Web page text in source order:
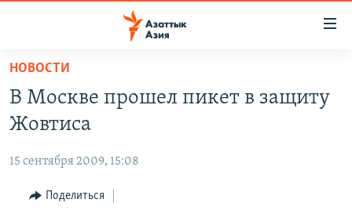
Вернуться
основному
содержанию
навигации
УЗБЕКИСТАН
ТАДЖИКИСТАН
НА ДРУГИХ ЯЗЫКАХ
ҚАЗАҚША
НОВОСТИ
В Москве прошел пикет в защиту
Жовтиса
15 сентября 2009, 15:08
Поделиться